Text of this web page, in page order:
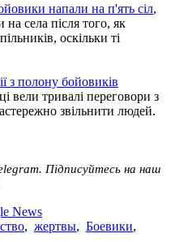
напали на п'ять сіл,
села після того, як
оскільки ті
з полону бойовиків
вели тривалі переговори з
звільнити людей.
Підписуйтесь на наш
News
, жертвы, Боевики,